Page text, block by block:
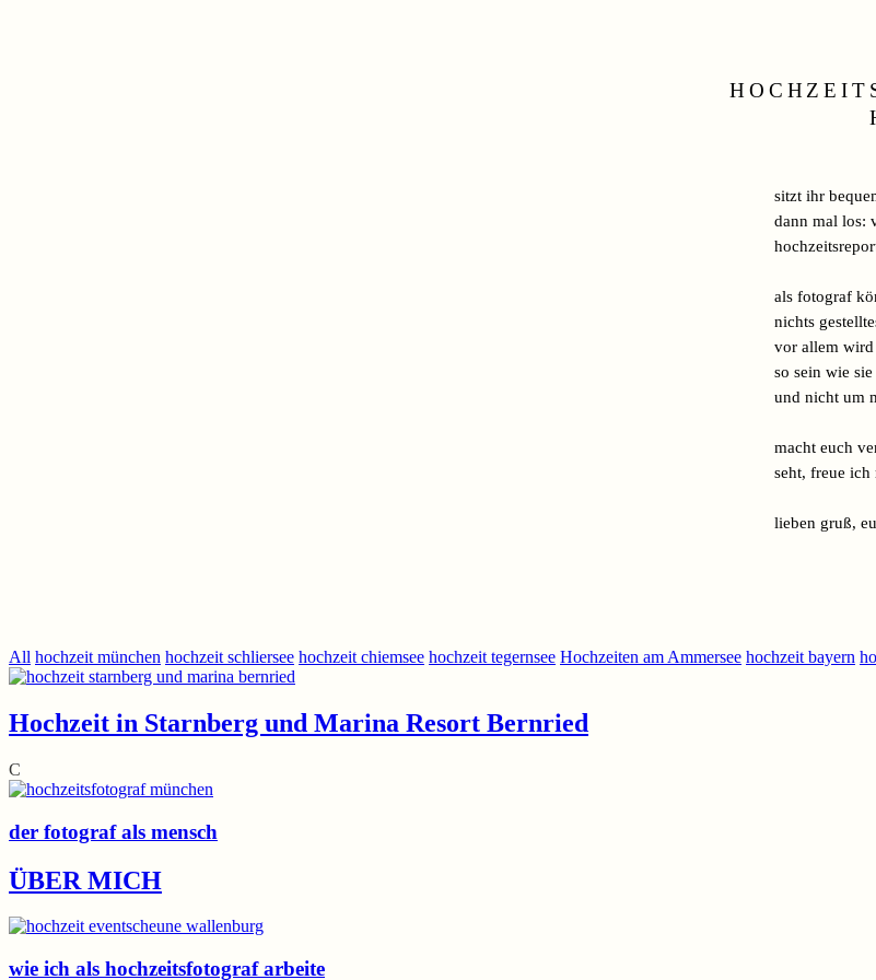
sitzt ihr
dann mal los:
als fotograf
nichts
vor allem
so sein wie
und nicht um
macht euch
seht, freue ich
lieben gruß,
All hochzeit münchen hochzeit schliersee hochzeit chiemsee hochzeit tegernsee Hochzeiten am Ammersee hochzeit bayern
Hochzeit in Starnberg und Marina Resort Bernried
C
der fotograf als mensch
ÜBER MICH
wie ich als hochzeitsfotograf arbeite